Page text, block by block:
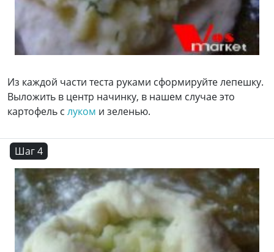
Из каждой части теста руками сформируйте лепешку.
Выложить в центр начинку, в нашем случае это
картофель с луком и зеленью.
Шаг 4